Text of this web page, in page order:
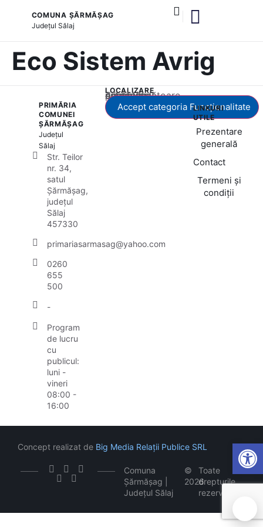
COMUNA ȘĂRMĂȘAG
Județul Sălaj
Eco Sistem Avrig
PRIMĂRIA
COMUNEI
ȘĂRMĂȘAG
Județul
Sălaj
Str. Teilor
nr. 34,
satul
Șărmășag,
județul
Sălaj
457330
primariasarmasag@yahoo.com
0260
655
500
-
Program
de lucru
cu
publicul:
luni -
vineri
08:00 -
16:00
LOCALIZARE
Acest conținut este blocat până când acceptați categoria corespunzătoare de cookie-uri.
Accept categoria Funcționalitate
LINKURI
UTILE
Prezentare
generală
Contact
Termeni și
condiții
Comuna
Șărmășag |
Județul Sălaj
©
2026
Toate
drepturile
rezervate
Concept realizat de Big Media Relații Publice SRL